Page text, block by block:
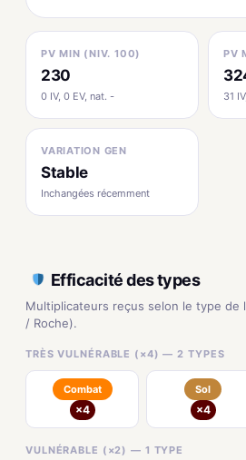
PV MIN (NIV. 100)
230
0 IV, 0 EV, nat. -
PV
31
VARIATION GEN
Stable
Inchangées récemment
Efficacité des types
Multiplicateurs reçus selon le type de
/ Roche).
TRÈS VULNÉRABLE (×4) — 2 TYPES
Combat
×4
Sol
×4
VULNÉRABLE (×2) — 1 TYPE